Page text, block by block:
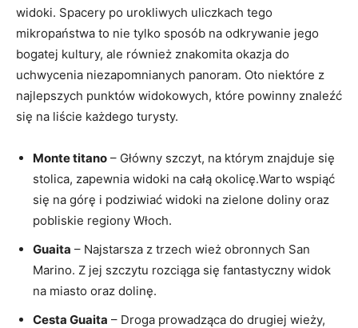
widoki. Spacery po urokliwych uliczkach tego
mikropaństwa to nie ⁤tylko sposób na odkrywanie jego
bogatej kultury, ale również znakomita okazja ‌do​
uchwycenia‍ niezapomnianych panoram. Oto‍ niektóre z
najlepszych punktów widokowych, które powinny znaleźć
się na liście ⁢każdego⁤ turysty.
Monte⁣ titano – Główny ⁤szczyt, na którym znajduje się
stolica, ‌zapewnia⁤ widoki na całą okolicę.Warto wspiąć
się⁤ na górę i podziwiać widoki na zielone doliny oraz
pobliskie regiony⁤ Włoch.
Guaita –‍ Najstarsza z trzech wież⁢ obronnych San
‍Marino. Z jej szczytu rozciąga się fantastyczny widok
na ⁤miasto oraz dolinę.
Cesta Guaita – Droga prowadząca ​do drugiej wieży,